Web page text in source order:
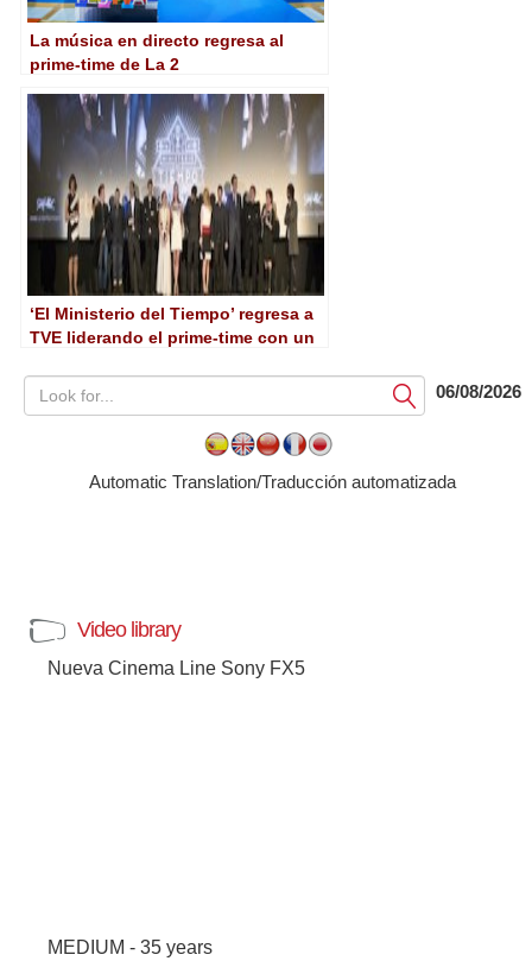
La música en directo regresa al
prime-time de La 2
‘El Ministerio del Tiempo’ regresa a
TVE liderando el prime-time con un
Submit06/08/2026
Automatic Translation/Traducción automatizada
Video library
Nueva Cinema Line Sony FX5
MEDIUM - 35 years